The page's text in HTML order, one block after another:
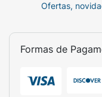
Ofertas,
Formas de